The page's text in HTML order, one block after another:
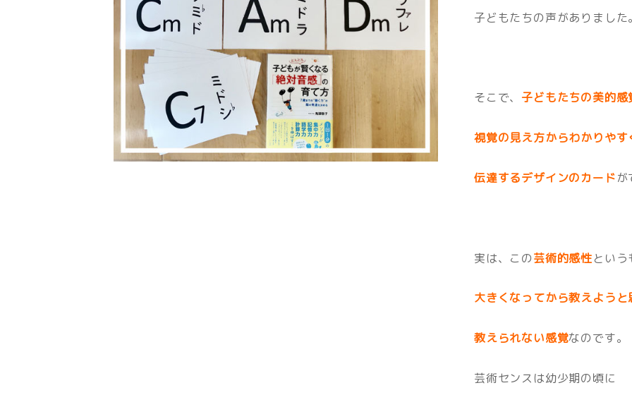
子どもたちの声がありました
そこで、子どもたちの美的感
視覚の見え方からわかりやす
伝達するデザインのカード
実は、この芸術的感性とい
大きくなってから教えようと
教えられない感覚なのです。
芸術センスは幼少期の頃に